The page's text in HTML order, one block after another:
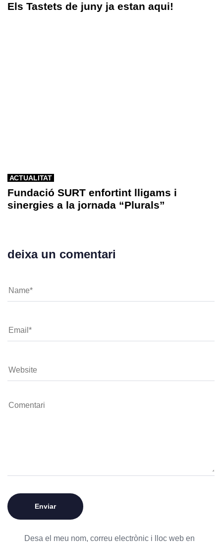
Els Tastets de juny ja estan aqui!
ACTUALITAT
Fundació SURT enfortint lligams i
sinergies a la jornada “Plurals”
deixa un comentari
Desa el meu nom, correu electrònic i lloc web en